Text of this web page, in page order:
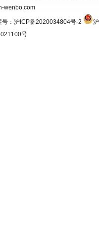
wenbo.com
： 沪ICP备2020034804号-2
沪
号